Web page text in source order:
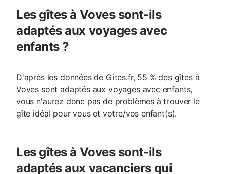
Les gîtes à Voves sont-ils
adaptés aux voyages avec
enfants ?
D'après les données de Gites.fr, 55 % des gîtes à
Voves sont adaptés aux voyages avec enfants,
vous n'aurez donc pas de problèmes à trouver le
gîte idéal pour vous et votre/vos enfant(s).
Les gîtes à Voves sont-ils
adaptés aux vacanciers qui